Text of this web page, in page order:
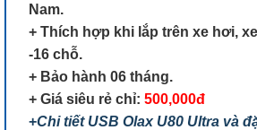
Nam.
+ Thích hợp khi lắp trên xe hơi,
-16 chỗ.
+ Bảo hành 06 tháng.
+ Giá siêu rẻ chỉ: 500,000đ
+Chi tiết USB Olax U80 Ultra và